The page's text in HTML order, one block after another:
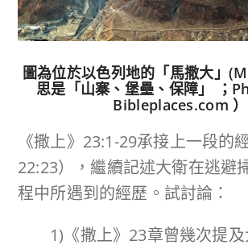
圖為位於以色列地的「馬撒大」
思是「山寨、堡壘、保障」 ；
Bibleplaces.com ）
《撒上》23:1-29承接上一段的
22:23），繼續記述大衛在逃避
程中所遇到的經歷。試討論：
1)《撒上》23章曾幾次提